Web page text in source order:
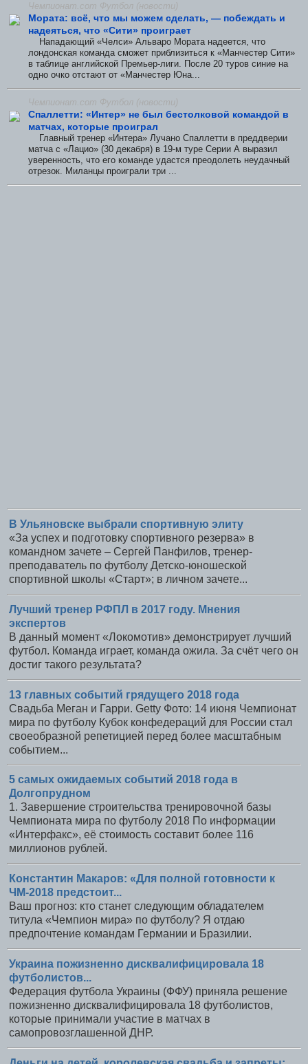
Чемпионат.com Футбол (новости)
Мората: всё, что мы можем сделать, — побеждать и
надеяться, что «Сити» проиграет
Нападающий «Челси» Альваро Мората надеется, что
лондонская команда сможет приблизиться к «Манчестер Сити»
в таблице английской Премьер-лиги. После 20 туров синие на
одно очко отстают от «Манчестер Юна...
Чемпионат.com Футбол (новости)
Спаллетти: «Интер» не был бестолковой командой в
матчах, которые проиграл
Главный тренер «Интера» Лучано Спаллетти в преддверии
матча с «Лацио» (30 декабря) в 19-м туре Серии А выразил
уверенность, что его команде удастся преодолеть неудачный
отрезок. Миланцы проиграли три ...
В Ульяновске выбрали спортивную элиту
«За успех и подготовку спортивного резерва» в
командном зачете – Сергей Панфилов, тренер-
преподаватель по футболу Детско-юношеской
спортивной школы «Старт»; в личном зачете...
Лучший тренер РФПЛ в 2017 году. Мнения
экспертов
В данный момент «Локомотив» демонстрирует лучший
футбол. Команда играет, команда ожила. За счёт чего он
достиг такого результата?
13 главных событий грядущего 2018 года
Свадьба Меган и Гарри. Getty Фото: 14 июня Чемпионат
мира по футболу Кубок конфедераций для России стал
своеобразной репетицией перед более масштабным
событием...
5 самых ожидаемых событий 2018 года в
Долгопрудном
1. Завершение строительства тренировочной базы
Чемпионата мира по футболу 2018 По информации
«Интерфакс», её стоимость составит более 116
миллионов рублей.
Константин Макаров: «Для полной готовности к
ЧМ-2018 предстоит...
Ваш прогноз: кто станет следующим обладателем
титула «Чемпион мира» по футболу? Я отдаю
предпочтение командам Германии и Бразилии.
Украина пожизненно дисквалифицировала 18
футболистов...
Федерация футбола Украины (ФФУ) приняла решение
пожизненно дисквалифицировала 18 футболистов,
которые принимали участие в матчах в
самопровозглашенной ДНР.